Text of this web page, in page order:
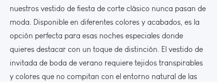
nuestros vestido de fiesta de corte clásico nunca pasan de
moda. Disponible en diferentes colores y acabados, es la
opción perfecta para esas noches especiales donde
quieres destacar con un toque de distinción. El vestido de
invitada de boda de verano requiere tejidos transpirables
y colores que no compitan con el entorno natural de las